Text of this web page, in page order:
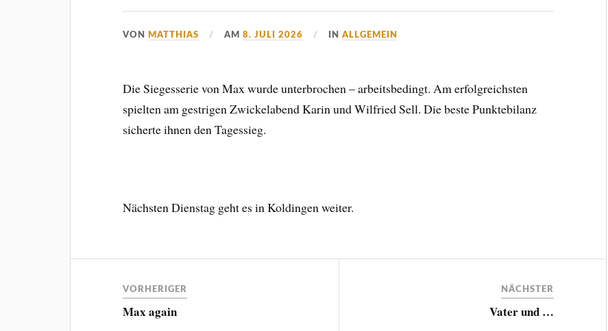
VON MATTHIAS AM8. JULI 2026 INALLGEMEIN
Die Siegesserie von Max wurde unterbrochen – arbeitsbedingt. Am erfolgreichsten
spielten am gestrigen Zwickelabend Karin und Wilfried Sell. Die beste Punktebilanz
sicherte ihnen den Tagessieg.
Nächsten Dienstag geht es in Koldingen weiter.
VORHERIGER
Max again
NÄCHSTER
Vater und …